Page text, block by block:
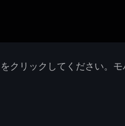
リックしてください。